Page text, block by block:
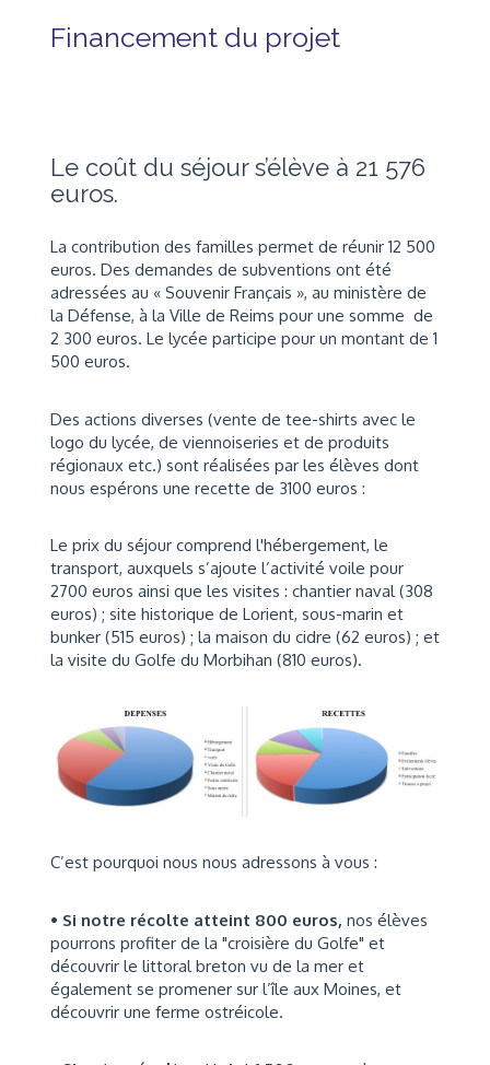
Financement du projet
Le coût du séjour s’élève à 21 576
euros.
La contribution des familles permet de réunir 12 500
euros. Des demandes de subventions ont été
adressées au « Souvenir Français », au ministère de
la Défense, à la Ville de Reims pour une somme de
2 300 euros. Le lycée participe pour un montant de 1
500 euros.
Des actions diverses (vente de tee-shirts avec le
logo du lycée, de viennoiseries et de produits
régionaux etc.) sont réalisées par les élèves dont
nous espérons une recette de 3100 euros :
Le prix du séjour comprend l'hébergement, le
transport, auxquels s’ajoute l’activité voile pour
2700 euros ainsi que les visites : chantier naval (308
euros) ; site historique de Lorient, sous-marin et
bunker (515 euros) ; la maison du cidre (62 euros) ; et
la visite du Golfe du Morbihan (810 euros).
C’est pourquoi nous nous adressons à vous :
• Si notre récolte atteint 800 euros, nos élèves
pourrons profiter de la "croisière du Golfe" et
découvrir le littoral breton vu de la mer et
également se promener sur l’île aux Moines, et
découvrir une ferme ostréicole.